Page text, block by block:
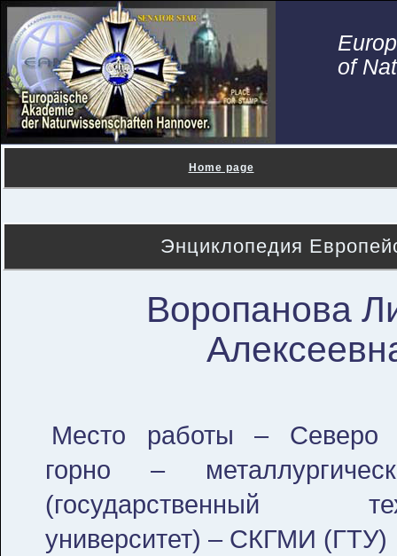
of
Home page
Энциклопедия
Воропанова
Место работы – Северо
горно –
(государственный
университет) – СКГМИ (ГТУ)